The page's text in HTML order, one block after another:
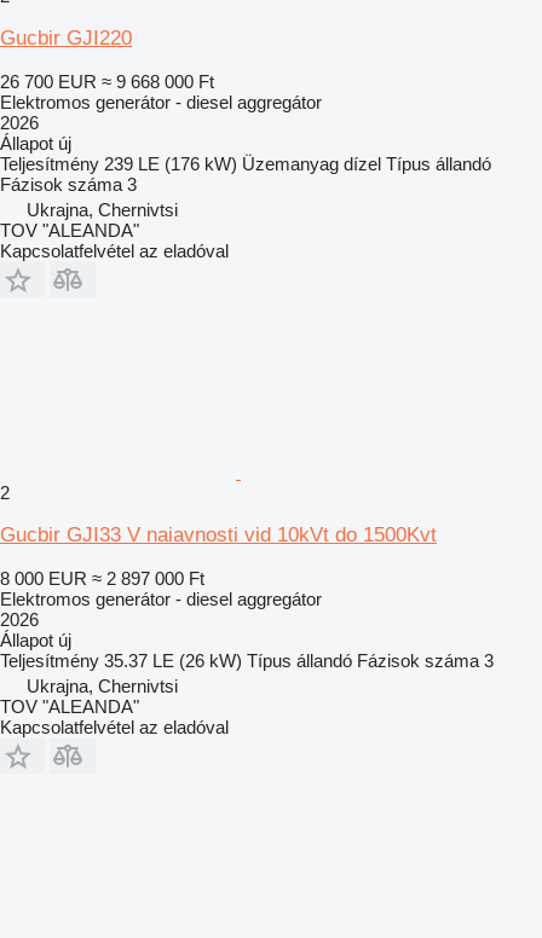
Gucbir GJI220
26 700 EUR ≈ 9 668 000 Ft
Elektromos generátor - diesel aggregátor
2026
Állapot új
Teljesítmény 239 LE (176 kW) Üzemanyag dízel Típus állandó
Fázisok száma 3
Ukrajna, Chernivtsi
TOV "ALEANDA"
Kapcsolatfelvétel az eladóval
2
Gucbir GJI33 V naiavnosti vid 10kVt do 1500Kvt
8 000 EUR ≈ 2 897 000 Ft
Elektromos generátor - diesel aggregátor
2026
Állapot új
Teljesítmény 35.37 LE (26 kW) Típus állandó Fázisok száma 3
Ukrajna, Chernivtsi
TOV "ALEANDA"
Kapcsolatfelvétel az eladóval